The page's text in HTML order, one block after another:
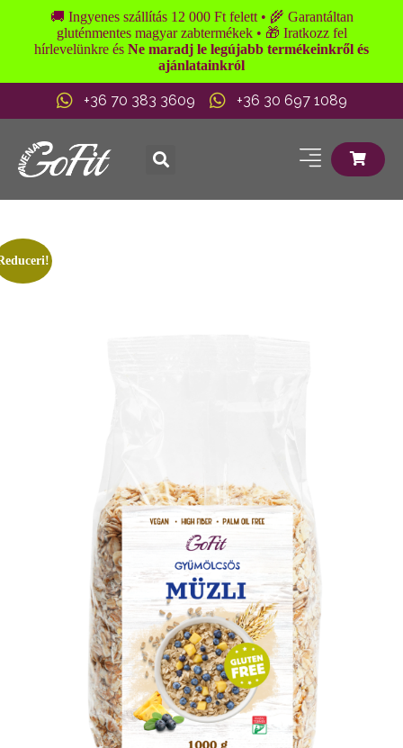
🚚 Ingyenes szállítás 12 000 Ft felett • 🌾 Garantáltan
gluténmentes magyar zabtermékek • 🎁 Iratkozz fel
hírlevelünkre és Ne maradj le legújabb termékeinkről és
ajánlatainkról
+36 70 383 3609 +36 30 697 1089